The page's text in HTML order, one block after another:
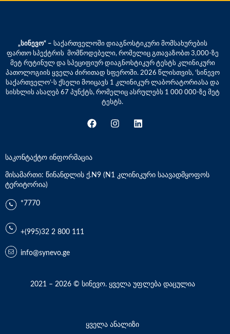
„სინევო“ – საქართველოში დიაგნოსტიკური მომსახურების
ფართო სპექტრის მომწოდებელი, რომელიც გთავაზობთ 3,000-ზე
მეტ რუტინულ და სპეციფიურ დიაგნოსტიკურ ტესტს კლინიკური
პათოლოგიის ყველა ძირითად სფეროში. 2026 წლისთვის, ‘სინევო
საქართველო’-ს ქსელი მოიცავს 1 კლინიკურ ლაბორატორიასა და
სისხლის ასაღებ 67 პუნქტს, რომელიც ასრულებს 1 000 000-ზე მეტ
ტესტს.
საკონტაქტო ინფორმაცია
მისამართი: წინანდლის ქ.N9 (N1 კლინიკური საავადმყოფოს
ტერიტორია)
*7770
+(995)32 2 800 111
info@synevo.ge
2021 – 2026 © სინევო. ყველა უფლება დაცულია
ყველა ანალიზი